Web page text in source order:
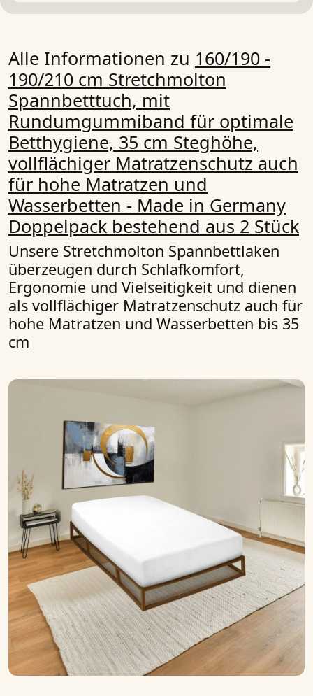
Alle Informationen zu 160/190 -
190/210 cm Stretchmolton
Spannbetttuch, mit
Rundumgummiband für optimale
Betthygiene, 35 cm Steghöhe,
vollflächiger Matratzenschutz auch
für hohe Matratzen und
Wasserbetten - Made in Germany
Doppelpack bestehend aus 2 Stück
Unsere Stretchmolton Spannbettlaken
überzeugen durch Schlafkomfort,
Ergonomie und Vielseitigkeit und dienen
als vollflächiger Matratzenschutz auch für
hohe Matratzen und Wasserbetten bis 35
cm